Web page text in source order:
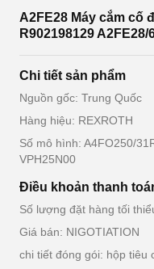
A2FE28 Máy cắm cố
R902198129
Chi tiết sản phẩm
Nguồn gốc: Trung Quốc
Hàng hiệu: REXROTH
Số mô hình: A4FO250/
VPH25N00
Điều khoản thanh
Số lượng đặt hàng tối
Giá bán: NIGOTIATION
chi tiết đóng gói: hộp tiêu